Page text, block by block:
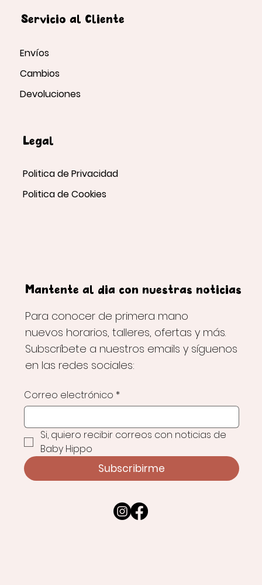
Servicio al Cliente
Envíos
Cambios
Devoluciones
Legal
Politica de Privacidad
Politica de Cookies
Mantente al día con nuestras noticias
Para conocer de primera mano
nuevos horarios, talleres, ofertas y más.
Subscríbete a nuestros emails y síguenos
en las redes sociales:
Correo electrónico *
Si, quiero recibir correos con noticias de
Baby Hippo
Subscribirme